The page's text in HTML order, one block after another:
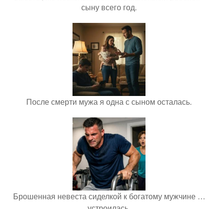
сыну всего год.
После смерти мужа я одна с сыном осталась.
Брошенная невеста сиделкой к богатому мужчине …